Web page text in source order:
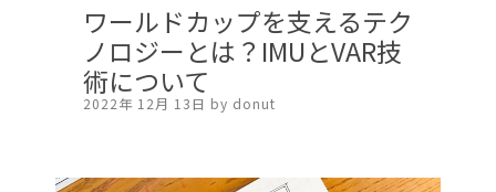
ワールドカップを支えるテク
ノロジーとは？IMUとVAR技
術について
2022年 12月 13日 by donut